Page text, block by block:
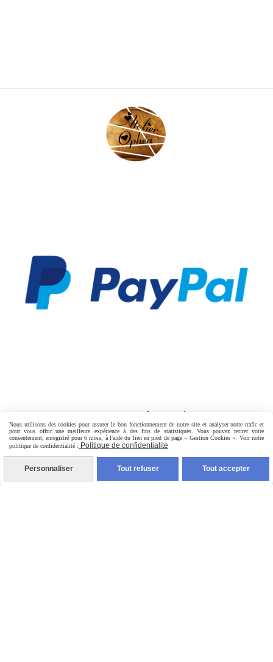
Nous utilisons des cookies pour assurer le bon fonctionnement de notre site et analyser notre trafic et
pour vous offrir une meilleure expérience à des fins de statistiques. Vous pouvez retirer votre
consentement, enregistré pour 6 mois, à l'aide du lien en pied de page « Gestion Cookies ». Voir notre
politique de confidentialité : Politique de confidentialité
Personnaliser Tout refuser Tout accepter